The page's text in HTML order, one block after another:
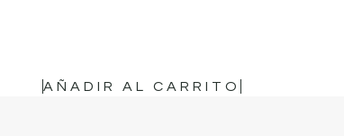
AÑADIR AL CARRITO